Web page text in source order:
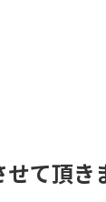
て頂き